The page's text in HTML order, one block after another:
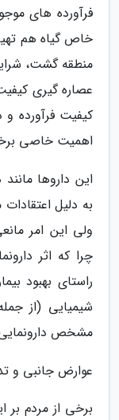
فرآورده های
خاص گیاه هم
منطقه گشت،
عصاره گیری
کیفیت فرآورده و
اهمیت خاصی
این داروها
ولی این امر
چرا که اثر
راستای بهبود
شیمیایی (از
مشخص دارونمایی حتی تا
عوارض جانبی و
برخی از مردم بر